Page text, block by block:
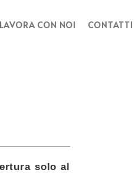
LAVORA CON NOI CONTATTI
solo al